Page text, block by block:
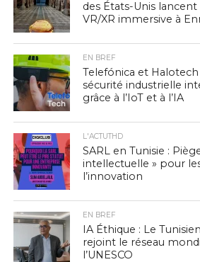
des États-Unis
VR/XR immersive à
EN BREF
Telefónica et
sécurité industrielle
grâce à l’IoT et à l’IA
L'ACTUTHD
SARL en Tunisie :
intellectuelle » pour
l’innovation
EN BREF
IA Éthique : Le
rejoint le réseau
l’UNESCO